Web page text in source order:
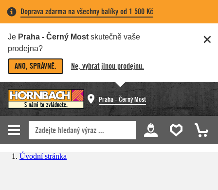
Doprava zdarma na všechny balíky od 1 500 Kč
Je Praha - Černý Most skutečně vaše
prodejna?
ANO, SPRÁVNĚ. Ne, vybrat jinou prodejnu.
Praha - Černý Most
Úvodní stránka